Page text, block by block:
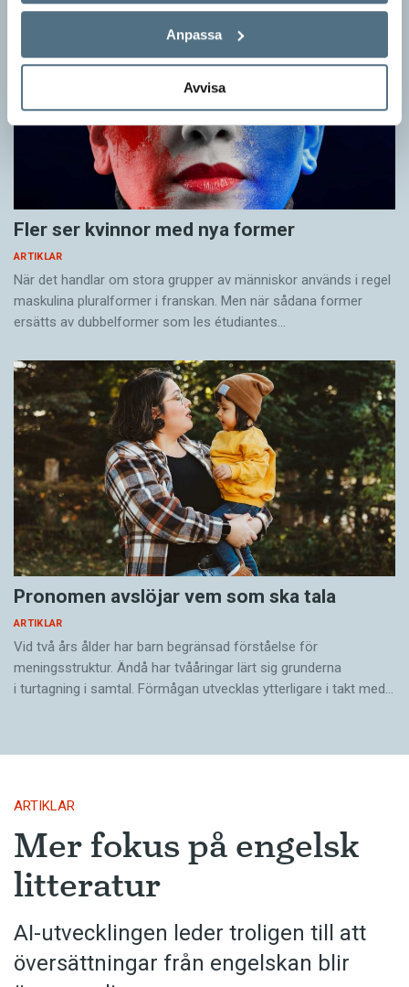
Anpassa
Avvisa
Fler ser kvinnor med nya former
ARTIKLAR
När det handlar om stora grupper av människor används i regel
maskulina pluralformer i franskan. Men när sådana ­former
ersätts av dubbel­former som les étudiantes…
Pronomen avslöjar vem som ska tala
ARTIKLAR
Vid två års ålder har barn begränsad förståelse för
meningsstruktur. Ändå har tvååringar lärt sig grunderna
i turtagning i samtal. Förmågan utvecklas ytterligare i takt med…
ARTIKLAR
Mer fokus på engelsk
litteratur
AI-utvecklingen leder troligen till att
översättningar från engelskan blir